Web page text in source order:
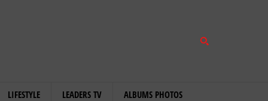
LIFESTYLE LEADERS TV ALBUMS PHOTOS